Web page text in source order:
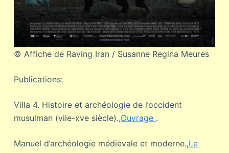
© Affiche de Raving Iran / Susanne Regina Meures
Publications:
Villa 4. Histoire et archéologie de l’occident
musulman (viie-xve siècle).,Ouvrage .
Manuel d’archéologie médiévale et moderne.,Le